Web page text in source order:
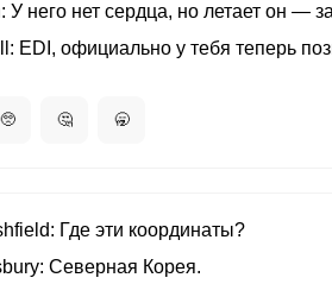
У него нет сердца, но летает он —
EDI, официально у тебя теперь
🥺 🤔 🥱
Где эти координаты?
Северная Корея.